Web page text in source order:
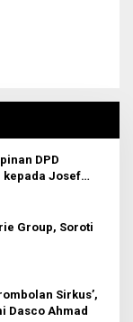
DPD
kepada Josef
Group, Soroti
Sirkus’,
Dasco Ahmad